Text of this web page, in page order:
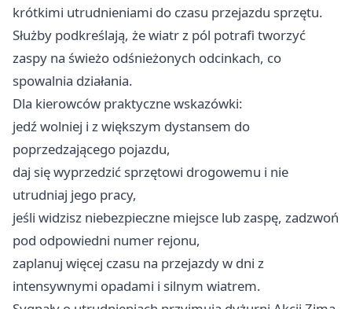
krótkimi utrudnieniami do czasu przejazdu sprzętu.
Służby podkreślają, że wiatr z pól potrafi tworzyć
zaspy na świeżo odśnieżonych odcinkach, co
spowalnia działania.
Dla kierowców praktyczne wskazówki:
jedź wolniej i z większym dystansem do
poprzedzającego pojazdu,
daj się wyprzedzić sprzętowi drogowemu i nie
utrudniaj jego pracy,
jeśli widzisz niebezpieczne miejsce lub zaspę, zadzwoń
pod odpowiedni numer rejonu,
zaplanuj więcej czasu na przejazdy w dni z
intensywnymi opadami i silnym wiatrem.